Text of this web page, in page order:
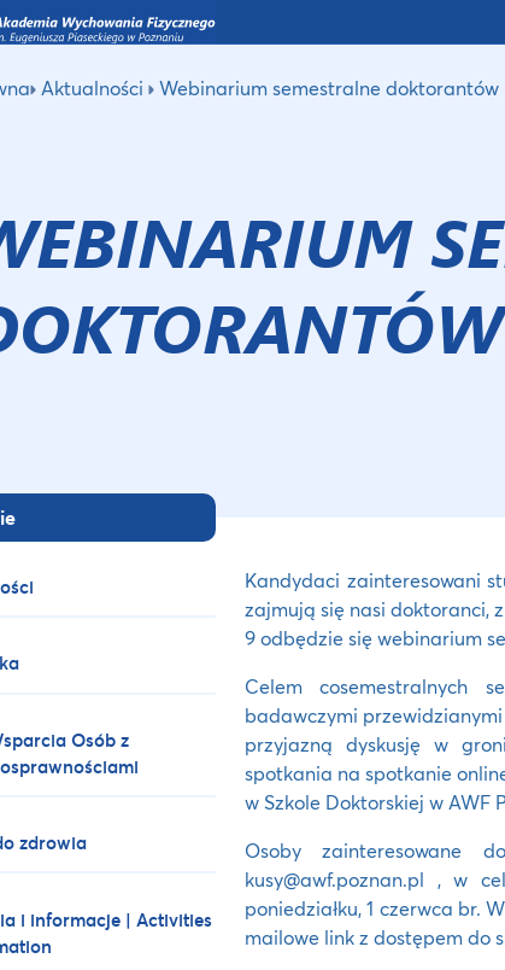
Aktualności Webinarium semestralne doktorantów
Osób z
zdrowia
i informacje | Activities
Kandydaci zainteresowani
zajmują się nasi doktoranci,
9 odbędzie się webinarium
Celem cosemestralnych
badawczymi
przyjazną dyskusję w
spotkania na spotkanie
w Szkole Doktorskiej w AWF
Osoby zainteresowane
kusy@awf.poznan.pl , w
poniedziałku, 1 czerwca br.
mailowe link z dostępem do